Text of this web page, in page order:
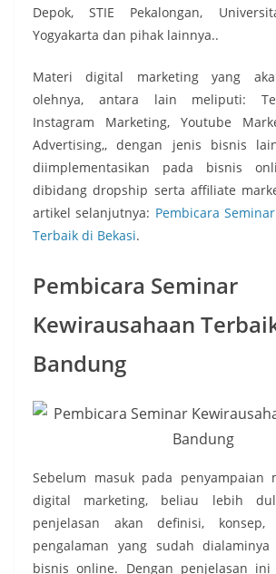
Depok, STIE Pekalongan,
Yogyakarta dan pihak lainnya..
Materi digital marketing yang
olehnya, antara lain meliputi:
Instagram Marketing, Youtube
Advertising,, dengan jenis bisnis
diimplementasikan pada bisnis
dibidang dropship serta affiliate
artikel selanjutnya: Pembicara
Terbaik di Bekasi.
Pembicara Seminar
Kewirausahaan
Bandung
Sebelum masuk pada penyampaian
digital marketing, beliau lebih
penjelasan akan definisi,
pengalaman yang sudah
bisnis online. Dengan penjelasan